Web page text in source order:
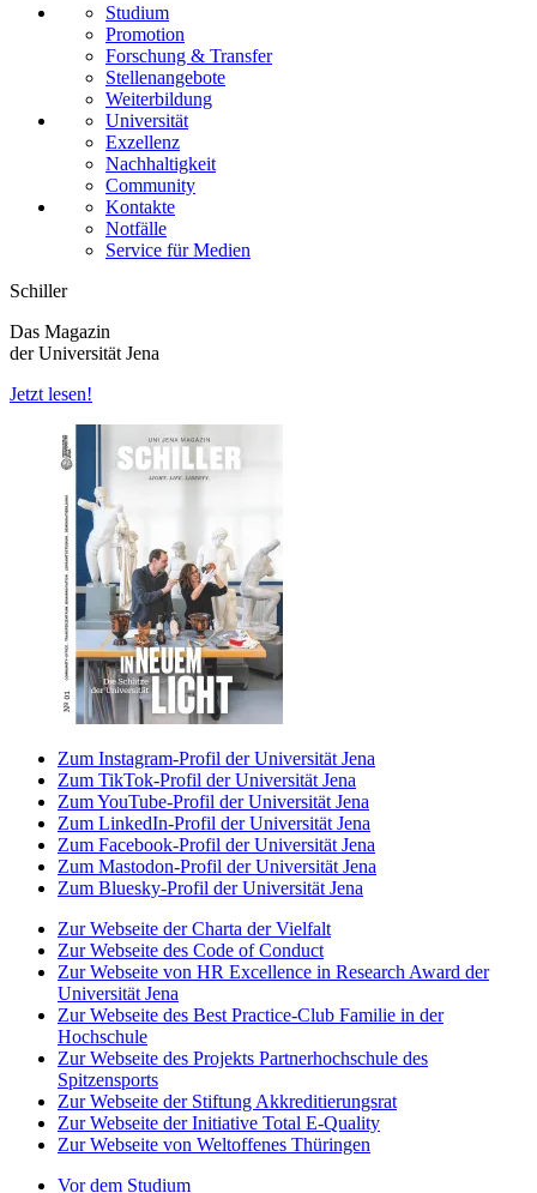
Studium
Promotion
Forschung & Transfer
Stellenangebote
Weiterbildung
Universität
Exzellenz
Nachhaltigkeit
Community
Kontakte
Notfälle
Service für Medien
Schiller
Das Magazin
der Universität Jena
Jetzt lesen!
Zum Instagram-Profil der Universität Jena
Zum TikTok-Profil der Universität Jena
Zum YouTube-Profil der Universität Jena
Zum LinkedIn-Profil der Universität Jena
Zum Facebook-Profil der Universität Jena
Zum Mastodon-Profil der Universität Jena
Zum Bluesky-Profil der Universität Jena
Zur Webseite der Charta der Vielfalt
Zur Webseite des Code of Conduct
Zur Webseite von HR Excellence in Research Award der
Universität Jena
Zur Webseite des Best Practice-Club Familie in der
Hochschule
Zur Webseite des Projekts Partnerhochschule des
Spitzensports
Zur Webseite der Stiftung Akkreditierungsrat
Zur Webseite der Initiative Total E-Quality
Zur Webseite von Weltoffenes Thüringen
Vor dem Studium